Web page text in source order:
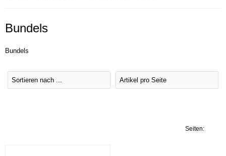
Bundels
Bundels
Seiten: